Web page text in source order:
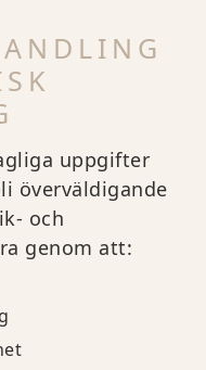
uppgifter
överväldigande
och
genom att: